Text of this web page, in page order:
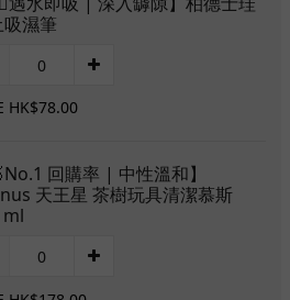
濕筆
HK$78.00
回購率 | 中性溫和】
天王星 茶樹玩具清潔慕斯